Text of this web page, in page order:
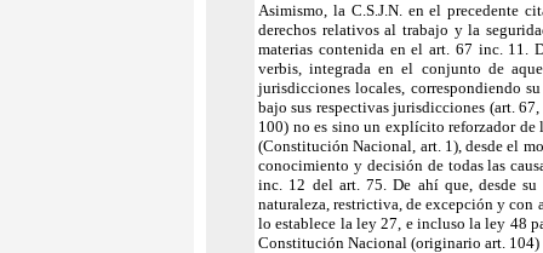
Asimismo, la C.S.J.N. en el precedente
derechos relativos al trabajo y la
materias contenida en el art. 67 inc. 11.
verbis, integrada en el conjunto de
jurisdicciones locales, correspondiendo
bajo sus respectivas jurisdicciones (art.
100) no es sino un explícito reforzador
(Constitución Nacional, art. 1), desde el
conocimiento y decisión de todas las
inc. 12 del art. 75. De ahí que, desde
naturaleza, restrictiva, de excepción y con
lo establece la ley 27, e incluso la ley 48
Constitución Nacional (originario art. 104)